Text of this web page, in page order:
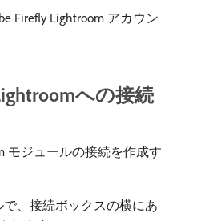
Firefly Lightroom アカウン
への接続
モジュールの接続を作成す
、接続ボックスの横にあ